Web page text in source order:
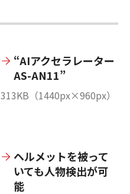
“AIアクセラレーター
AS-AN11”
313KB（1440px×960px）
ヘルメットを被って
いても人物検出が可
能